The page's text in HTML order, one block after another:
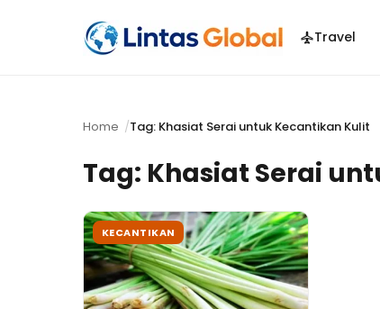
Travel
Home Tag: Khasiat Serai untuk Kecantikan Kulit
Tag: Khasiat Serai
KECANTIKAN